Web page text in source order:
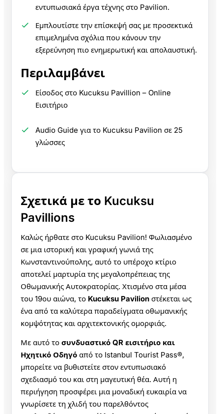
εντυπωσιακά έργα τέχνης στο Pavilion.
Εμπλουτίστε την επίσκεψή σας με προσεκτικά
επιμελημένα σχόλια που κάνουν την
εξερεύνηση πιο ενημερωτική και απολαυστική.
Περιλαμβάνει
Είσοδος στο Kucuksu Pavillion – Online
Εισιτήριο
Audio Guide για το Kucuksu Pavilion σε 25
γλώσσες
Σχετικά με το Kucuksu
Pavillions
Καλώς ήρθατε στο Kucuksu Pavilion! Φωλιασμένο
σε μια ιστορική και γραφική γωνιά της
Κωνσταντινούπολης, αυτό το υπέροχο κτίριο
αποτελεί μαρτυρία της μεγαλοπρέπειας της
Οθωμανικής Αυτοκρατορίας. Χτισμένο στα μέσα
του 19ου αιώνα, το Kucuksu Pavilion στέκεται ως
ένα από τα καλύτερα παραδείγματα οθωμανικής
κομψότητας και αρχιτεκτονικής ομορφιάς.
Με αυτό το συνδυαστικό QR εισιτήριο και
Ηχητικό Οδηγό από το Istanbul Tourist Pass®,
μπορείτε να βυθιστείτε στον εντυπωσιακό
σχεδιασμό του και στη μαγευτική θέα. Αυτή η
περιήγηση προσφέρει μια μοναδική ευκαιρία να
γνωρίσετε τη χλιδή του παρελθόντος